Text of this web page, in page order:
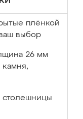
плёнкой
выбор
26 мм
камня,